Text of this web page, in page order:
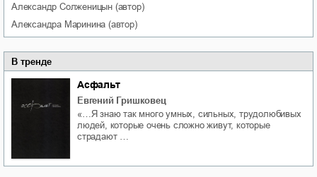
Александр Солженицын (автор)
Александра Маринина (автор)
В тренде
Асфальт
Евгений Гришковец
«…Я знаю так много умных, сильных, трудолюбивых
людей, которые очень сложно живут, которые
страдают …